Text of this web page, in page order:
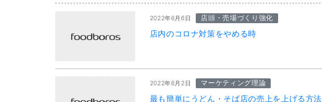
2022年6月6日 店頭・売場づくり強化
店内のコロナ対策をやめる時
2022年6月2日 マーケティング理論
最も簡単にうどん・そば店の売上を上げる方法